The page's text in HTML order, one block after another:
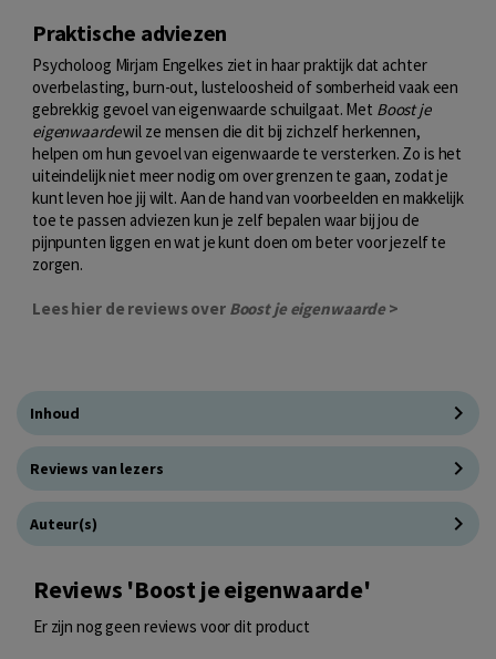
Praktische adviezen
Psycholoog Mirjam Engelkes ziet in haar praktijk dat achter
overbelasting, burn-out, lusteloosheid of somberheid vaak een
gebrekkig gevoel van eigenwaarde schuilgaat. Met Boost je
eigenwaardewil ze mensen die dit bij zichzelf herkennen,
helpen om hun gevoel van eigenwaarde te versterken. Zo is het
uiteindelijk niet meer nodig om over grenzen te gaan, zodat je
kunt leven hoe jij wilt. Aan de hand van voorbeelden en makkelijk
toe te passen adviezen kun je zelf bepalen waar bij jou de
pijnpunten liggen en wat je kunt doen om beter voor jezelf te
zorgen.
Lees hier de reviews over Boost je eigenwaarde>
Inhoud
Reviews van lezers
Auteur(s)
Reviews 'Boost je eigenwaarde'
Er zijn nog geen reviews voor dit product